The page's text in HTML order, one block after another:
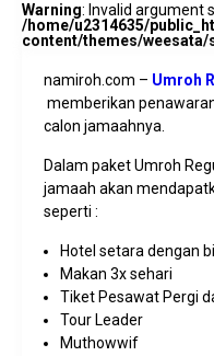
Warning: Invalid argument
/home/u2314635/
content/themes/weesata/
namiroh.com – Umroh
memberikan
calon jamaahnya.
Dalam paket Umroh
jamaah akan
seperti :
Hotel setara dengan
Makan 3x sehari
Tiket Pesawat Pergi
Tour Leader
Muthowwif